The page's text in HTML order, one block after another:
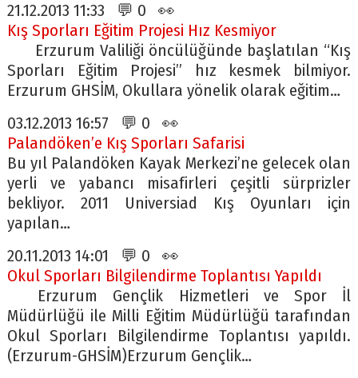
21.12.2013 11:33 💬 0 👀
Kış Sporları Eğitim Projesi Hız Kesmiyor
Erzurum Valiliği öncülüğünde başlatılan “Kış
Sporları Eğitim Projesi” hız kesmek bilmiyor.
Erzurum GHSİM, Okullara yönelik olarak eğitim…
03.12.2013 16:57 💬 0 👀
Palandöken’e Kış Sporları Safarisi
Bu yıl Palandöken Kayak Merkezi’ne gelecek olan
yerli ve yabancı misafirleri çeşitli sürprizler
bekliyor. 2011 Universiad Kış Oyunları için
yapılan…
20.11.2013 14:01 💬 0 👀
Okul Sporları Bilgilendirme Toplantısı Yapıldı
Erzurum Gençlik Hizmetleri ve Spor İl
Müdürlüğü ile Milli Eğitim Müdürlüğü tarafından
Okul Sporları Bilgilendirme Toplantısı yapıldı.
(Erzurum-GHSİM)Erzurum Gençlik…